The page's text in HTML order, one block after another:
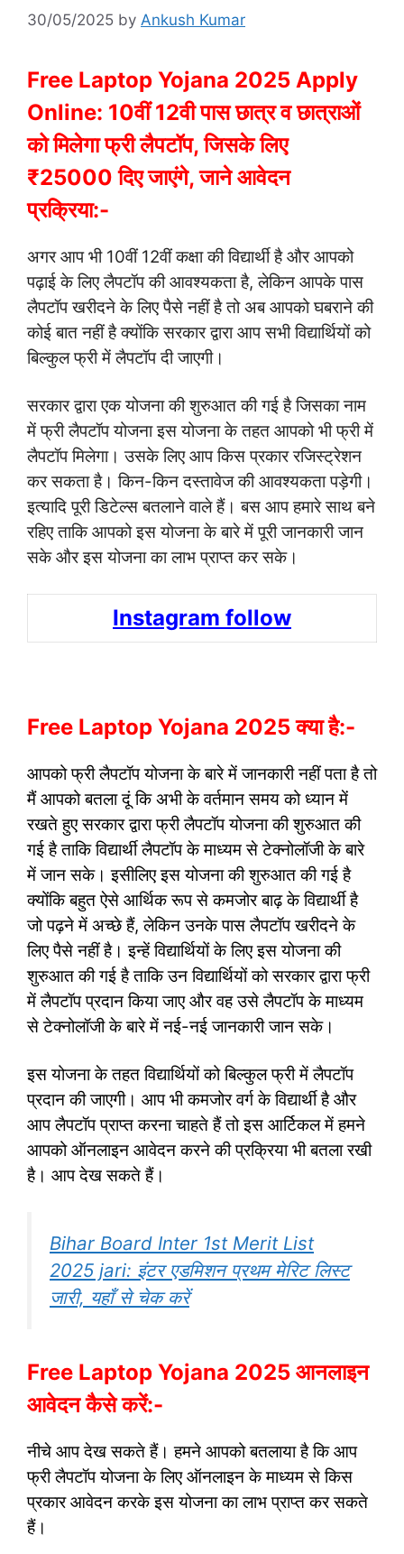
30/05/2025 by Ankush Kumar
Free Laptop Yojana 2025 Apply
Online: 10वीं 12वी पास छात्र व छात्राओं
को मिलेगा फ्री लैपटॉप, जिसके लिए
₹25000 दिए जाएंगे, जाने आवेदन
प्रक्रिया:-
अगर आप भी 10वीं 12वीं कक्षा की विद्यार्थी है और आपको
पढ़ाई के लिए लैपटॉप की आवश्यकता है, लेकिन आपके पास
लैपटॉप खरीदने के लिए पैसे नहीं है तो अब आपको घबराने की
कोई बात नहीं है क्योंकि सरकार द्वारा आप सभी विद्यार्थियों को
बिल्कुल फ्री में लैपटॉप दी जाएगी।
सरकार द्वारा एक योजना की शुरुआत की गई है जिसका नाम
में फ्री लैपटॉप योजना इस योजना के तहत आपको भी फ्री में
लैपटॉप मिलेगा। उसके लिए आप किस प्रकार रजिस्ट्रेशन
कर सकता है। किन-किन दस्तावेज की आवश्यकता पड़ेगी।
इत्यादि पूरी डिटेल्स बतलाने वाले हैं। बस आप हमारे साथ बने
रहिए ताकि आपको इस योजना के बारे में पूरी जानकारी जान
सके और इस योजना का लाभ प्राप्त कर सके।
Instagram follow
Free Laptop Yojana 2025 क्या है:-
आपको फ्री लैपटॉप योजना के बारे में जानकारी नहीं पता है तो
मैं आपको बतला दूं कि अभी के वर्तमान समय को ध्यान में
रखते हुए सरकार द्वारा फ्री लैपटॉप योजना की शुरुआत की
गई है ताकि विद्यार्थी लैपटॉप के माध्यम से टेक्नोलॉजी के बारे
में जान सके। इसीलिए इस योजना की शुरुआत की गई है
क्योंकि बहुत ऐसे आर्थिक रूप से कमजोर बाढ़ के विद्यार्थी है
जो पढ़ने में अच्छे हैं, लेकिन उनके पास लैपटॉप खरीदने के
लिए पैसे नहीं है। इन्हें विद्यार्थियों के लिए इस योजना की
शुरुआत की गई है ताकि उन विद्यार्थियों को सरकार द्वारा फ्री
में लैपटॉप प्रदान किया जाए और वह उसे लैपटॉप के माध्यम
से टेक्नोलॉजी के बारे में नई-नई जानकारी जान सके।
इस योजना के तहत विद्यार्थियों को बिल्कुल फ्री में लैपटॉप
प्रदान की जाएगी। आप भी कमजोर वर्ग के विद्यार्थी है और
आप लैपटॉप प्राप्त करना चाहते हैं तो इस आर्टिकल में हमने
आपको ऑनलाइन आवेदन करने की प्रक्रिया भी बतला रखी
है। आप देख सकते हैं।
Bihar Board Inter 1st Merit List
2025 jari: इंटर एडमिशन प्रथम मेरिट लिस्ट
जारी, यहाँ से चेक करें
Free Laptop Yojana 2025 आनलाइन
आवेदन कैसे करें:-
नीचे आप देख सकते हैं। हमने आपको बतलाया है कि आप
फ्री लैपटॉप योजना के लिए ऑनलाइन के माध्यम से किस
प्रकार आवेदन करके इस योजना का लाभ प्राप्त कर सकते
हैं।